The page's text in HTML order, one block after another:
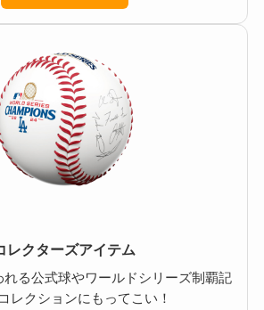
レクターズアイテム
る公式球やワールドシリーズ制覇記
レクションにもってこい！